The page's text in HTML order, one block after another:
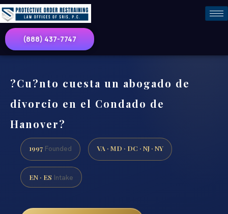
(888) 437-7747
?Cu?nto cuesta un abogado de
divorcio en el Condado de
Hanover?
1997 Founded VA · MD · DC · NJ · NY
EN · ES Intake